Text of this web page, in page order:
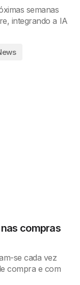
semanas
integrando a IA
compras
se cada vez
compra e com